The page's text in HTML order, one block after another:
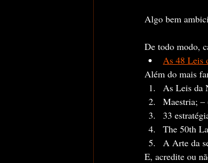
Algo bem
De todo modo,
As 48 Leis
Além do mais
As Leis da
Maestria; –
33
The 50th
A Arte da
E, acredite ou